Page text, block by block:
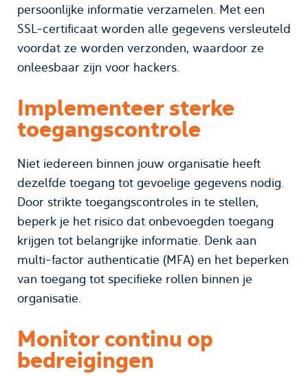
persoonlijke informatie verzamelen. Met een
SSL-certificaat worden alle gegevens versleuteld
voordat ze worden verzonden, waardoor ze
onleesbaar zijn voor hackers.
Implementeer sterke
toegangscontrole
Niet iedereen binnen jouw organisatie heeft
dezelfde toegang tot gevoelige gegevens nodig.
Door strikte toegangscontroles in te stellen,
beperk je het risico dat onbevoegden toegang
krijgen tot belangrijke informatie. Denk aan
multi-factor authenticatie (MFA) en het beperken
van toegang tot specifieke rollen binnen je
organisatie.
Monitor continu op
bedreigingen